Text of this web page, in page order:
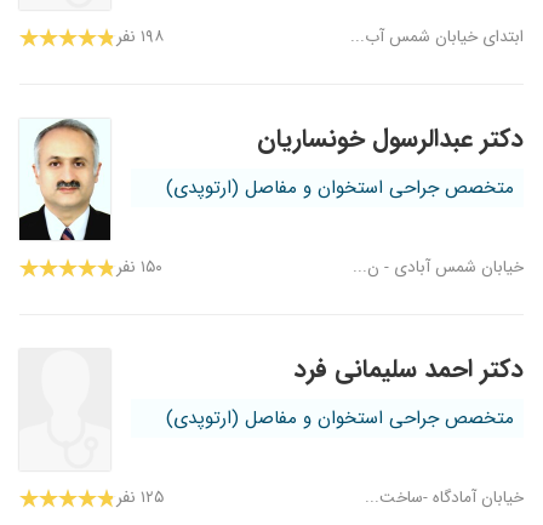
ابتدای خیابان شمس آب... ۱۹۸ نفر
دکتر عبدالرسول خونساریان
متخصص جراحی استخوان و مفاصل (ارتوپدی)
خیابان شمس آبادی - ن... ۱۵۰ نفر
دکتر احمد سلیمانی فرد
متخصص جراحی استخوان و مفاصل (ارتوپدی)
خیابان آمادگاه -ساخت... ۱۲۵ نفر